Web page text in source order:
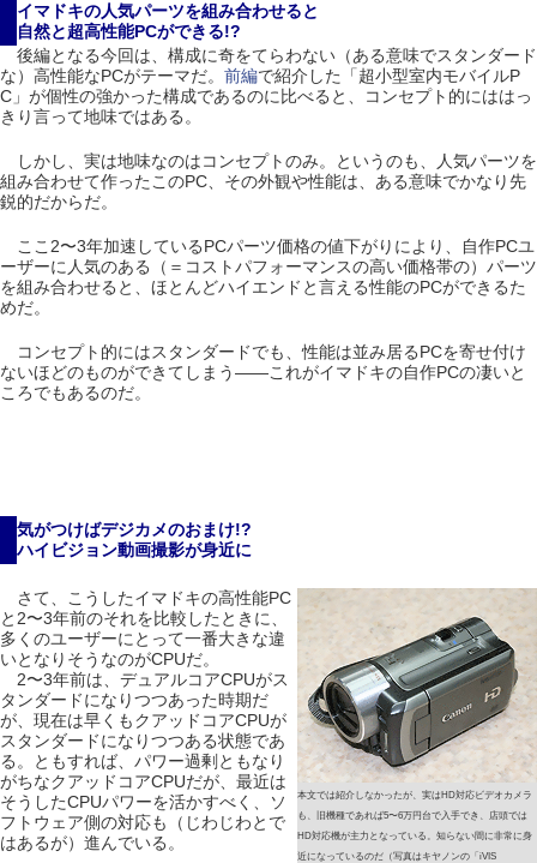
イマドキの人気パーツを組み合わせると
自然と超高性能PCができる!?
後編となる今回は、構成に奇をてらわない（ある意味でスタンダード
な）高性能なPCがテーマだ。 前編で紹介した「超小型室内モバイルP
C」が個性の強かった構成であるのに比べると、コンセプト的にははっ
きり言って地味ではある。
しかし、実は地味なのはコンセプトのみ。というのも、人気パーツを
組み合わせて作ったこのPC、その外観や性能は、ある意味でかなり先
鋭的だからだ。
ここ2〜3年加速しているPCパーツ価格の値下がりにより、自作PCユ
ーザーに人気のある（＝コストパフォーマンスの高い価格帯の）パーツ
を組み合わせると、ほとんどハイエンドと言える性能のPCができるた
めだ。
コンセプト的にはスタンダードでも、性能は並み居るPCを寄せ付け
ないほどのものができてしまう――これがイマドキの自作PCの凄いと
ころでもあるのだ。
気がつけばデジカメのおまけ!?
ハイビジョン動画撮影が身近に
本文では紹介しなかったが、実はHD対応ビデオカメラ
も、旧機種であれば5〜6万円台で入手でき、店頭では
HD対応機が主力となっている。知らない間に非常に身
近になっているのだ（写真はキヤノンの「iVIS
さて、こうしたイマドキの高性能PC
と2〜3年前のそれを比較したときに、
多くのユーザーにとって一番大きな違
いとなりそうなのがCPUだ。
2〜3年前は、デュアルコアCPUがス
タンダードになりつつあった時期だ
が、現在は早くもクアッドコアCPUが
スタンダードになりつつある状態であ
る。ともすれば、パワー過剰ともなり
がちなクアッドコアCPUだが、最近は
そうしたCPUパワーを活かすべく、ソ
フトウェア側の対応も（じわじわとで
はあるが）進んでいる。